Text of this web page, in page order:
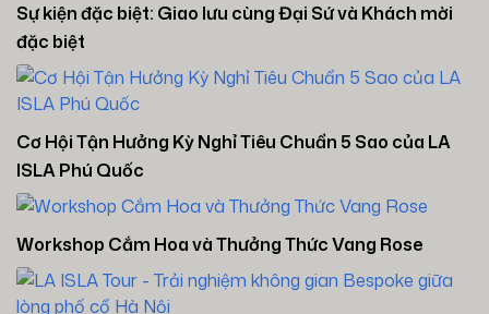
Sự kiện đặc biệt: Giao lưu cùng Đại Sứ và Khách mời
đặc biệt
Cơ Hội Tận Hưởng Kỳ Nghỉ Tiêu Chuẩn 5 Sao của LA
ISLA Phú Quốc
Workshop Cắm Hoa và Thưởng Thức Vang Rose